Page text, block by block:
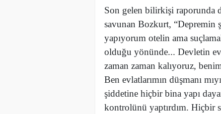
Son gelen bilirkişi
savunan Bozkurt, “Depremin
yapıyorum otelin ama
olduğu yönünde... Devletin
zaman zaman kalıyoruz,
Ben evlatlarımın düşmanı
şiddetine hiçbir bina yapı
kontrolünü yaptırdım. Hiçbir